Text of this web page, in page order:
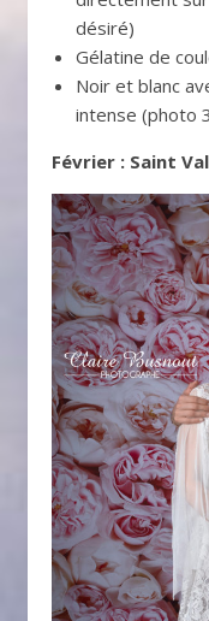
désiré)
Gélatine de
Noir et blanc
intense (photo
Février : Saint